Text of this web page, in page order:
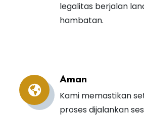
legalitas berjalan
hambatan.
Aman
Kami memastikan
proses dijalankan